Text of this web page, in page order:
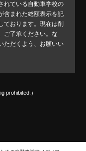
れている自動車学校の
含まれた総額表示を記
ております。現在は削
ご了承ください。な
ただくよう、お願いい
prohibited.）